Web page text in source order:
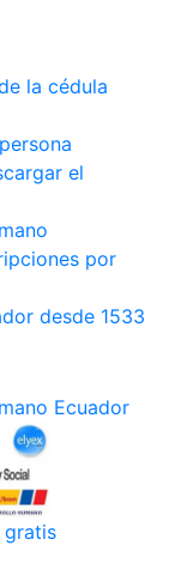
la cédula
el
por
desde 1533
Ecuador
gratis